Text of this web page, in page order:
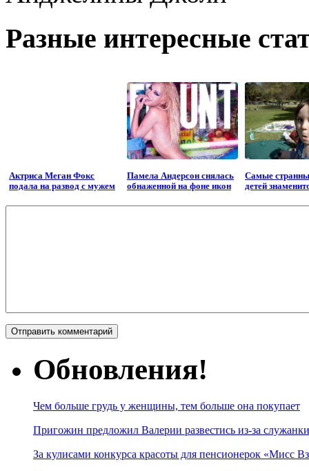
Разные интересные
Актриса Меган Фокс
подала на развод с мужем
Памела Андерсон снялась
обнаженной на фоне икон
Самые
детей
Обновления!
Чем больше грудь у женщины, тем больше она покупает
Пригожин предложил Валерии развестись из-за
За кулисами конкурса красоты для пенсионерок «Мисс